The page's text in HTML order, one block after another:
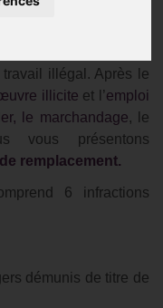
travail illégal. Après le
illicite et l’emploi
le marchandage, le
vous présentons
remplacement.
6 infractions
démunis de titre de